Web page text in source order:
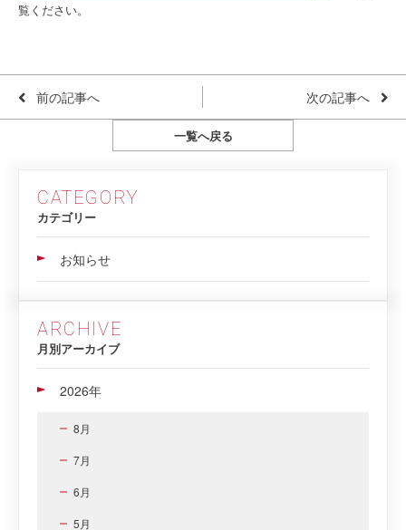
覧ください。
前の記事へ 次の記事へ
一覧へ戻る
CATEGORY
カテゴリー
お知らせ
ARCHIVE
月別アーカイブ
2026年
8月
7月
6月
5月